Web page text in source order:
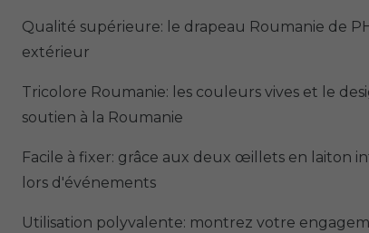
Qualité supérieure: le drapeau Roumanie de
extérieur
Tricolore Roumanie: les couleurs vives et le
soutien à la Roumanie
Facile à fixer: grâce aux deux œillets en laiton
lors d'événements
Utilisation polyvalente: montrez votre